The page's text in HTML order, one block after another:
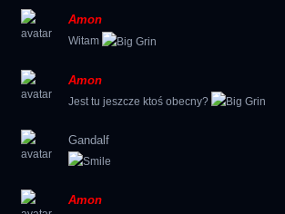
Amon
Witam
Amon
Jest tu jeszcze ktoś obecny?
Gandalf
Amon